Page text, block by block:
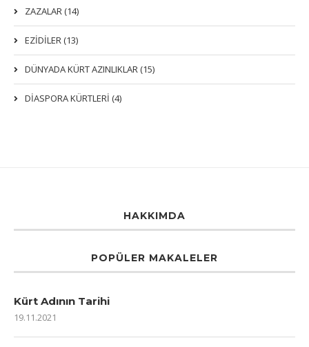
ZAZALAR (14)
EZIDILER (13)
DÜNYADA KÜRT AZINLIKLAR (15)
DİASPORA KÜRTLERİ (4)
HAKKIMDA
POPÜLER MAKALELER
Kürt Adının Tarihi
19.11.2021